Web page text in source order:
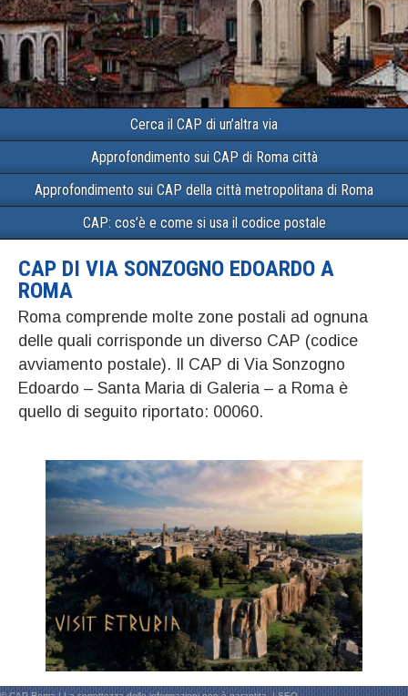
Cerca il CAP di un’altra via
Approfondimento sui CAP di Roma città
Approfondimento sui CAP della città metropolitana di Roma
CAP: cos’è e come si usa il codice postale
CAP DI VIA SONZOGNO EDOARDO A
ROMA
Roma comprende molte zone postali ad ognuna
delle quali corrisponde un diverso CAP (codice
avviamento postale). Il CAP di Via Sonzogno
Edoardo – Santa Maria di Galeria – a Roma è
quello di seguito riportato: 00060.